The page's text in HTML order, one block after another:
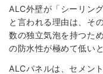
ALC外壁が「シーリン
と言われる理由は、そ
数の独立気泡を持つた
の防水性が極めて低い
ALCパネルは、セメン